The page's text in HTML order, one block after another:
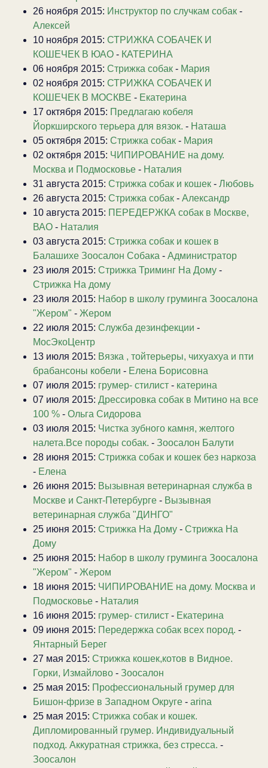
26 ноября 2015: Инструктор по случкам собак -
Алексей
10 ноября 2015: СТРИЖКА СОБАЧЕК И
КОШЕЧЕК В ЮАО - КАТЕРИНА
06 ноября 2015: Стрижка собак - Мария
02 ноября 2015: СТРИЖКА СОБАЧЕК И
КОШЕЧЕК В МОСКВЕ - Екатерина
17 октября 2015: Предлагаю кобеля
Йоркширского терьера для вязок. - Наташа
05 октября 2015: Стрижка собак - Мария
02 октября 2015: ЧИПИРОВАНИЕ на дому.
Москва и Подмосковье - Наталия
31 августа 2015: Стрижка собак и кошек - Любовь
26 августа 2015: Стрижка собак - Александр
10 августа 2015: ПЕРЕДЕРЖКА собак в Москве,
ВАО - Наталия
03 августа 2015: Стрижка собак и кошек в
Балашихе Зоосалон Собака - Администратор
23 июля 2015: Стрижка Триминг На Дому -
Стрижка На дому
23 июля 2015: Набор в школу груминга Зоосалона
"Жером" - Жером
22 июля 2015: Служба дезинфекции -
МосЭкоЦентр
13 июля 2015: Вязка , тойтерьеры, чихуахуа и пти
брабансоны кобели - Елена Борисовна
07 июля 2015: грумер- стилист - катерина
07 июля 2015: Дрессировка собак в Митино на все
100 % - Ольга Сидорова
03 июля 2015: Чистка зубного камня, желтого
налета.Все породы собак. - Зоосалон Балути
28 июня 2015: Стрижка собак и кошек без наркоза
- Елена
26 июня 2015: Вызывная ветеринарная служба в
Москве и Санкт-Петербурге - Вызывная
ветеринарная служба "ДИНГО"
25 июня 2015: Стрижка На Дому - Стрижка На
Дому
25 июня 2015: Набор в школу груминга Зоосалона
"Жером" - Жером
18 июня 2015: ЧИПИРОВАНИЕ на дому. Москва и
Подмосковье - Наталия
16 июня 2015: грумер- стилист - Екатерина
09 июня 2015: Передержка собак всех пород. -
Янтарный Берег
27 мая 2015: Стрижка кошек,котов в Видное.
Горки, Измайлово - Зоосалон
25 мая 2015: Профессиональный грумер для
Бишон-фризе в Западном Округе - arina
25 мая 2015: Стрижка собак и кошек.
Дипломированный грумер. Индивидуальный
подход. Аккуратная стрижка, без стресса. -
Зоосалон